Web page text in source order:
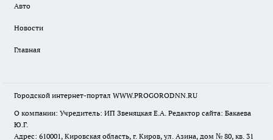
Авто
Новости
Главная
Городской интернет-портал WWW.PROGORODNN.RU
О компании: Учредитель: ИП Звеняцкая Е.А. Редактор сайта: Бакаева
Ю.Г.
Адрес: 610001, Кировская область, г. Киров, ул. Азина, дом № 80, кв. 31